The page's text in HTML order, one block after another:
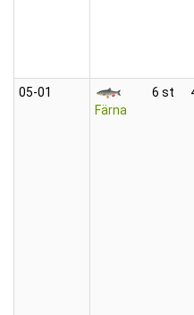
05‑01
Färna
6 st